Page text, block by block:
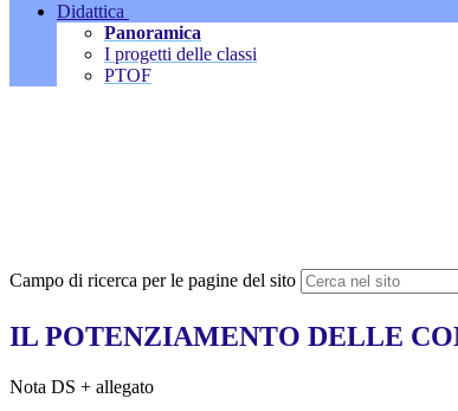
Didattica
Panoramica
I progetti delle classi
PTOF
Campo di ricerca per le pagine del sito
IL POTENZIAMENTO DELLE
Nota DS + allegato